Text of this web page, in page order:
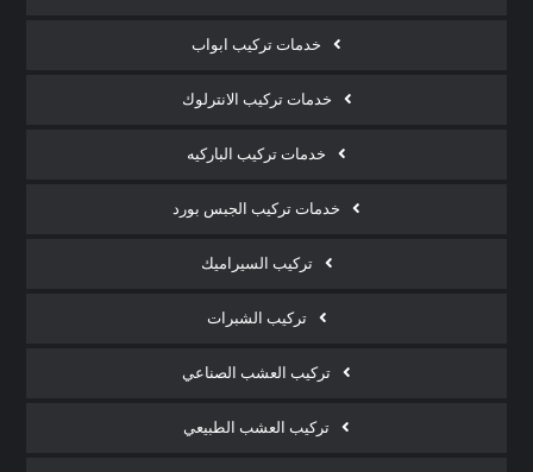
خدمات تركيب ابواب
خدمات تركيب الانترلوك
خدمات تركيب الباركيه
خدمات تركيب الجبس بورد
تركيب السيراميك
تركيب الشبرات
تركيب العشب الصناعي
تركيب العشب الطبيعي